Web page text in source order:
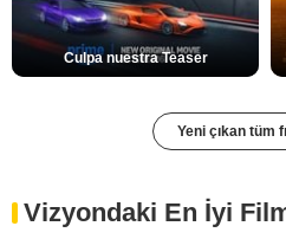
Culpa nuestra Teaser
Yeni çıkan tüm
Vizyondaki En İyi